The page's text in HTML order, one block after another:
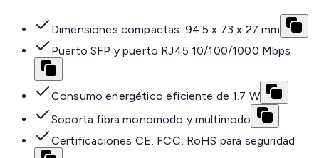
Dimensiones compactas: 94.5 x 73 x 27 mm
Puerto SFP y puerto RJ45 10/100/1000 Mbps
Consumo energético eficiente de 1.7 W
Soporta fibra monomodo y multimodo
Certificaciones CE, FCC, RoHS para seguridad